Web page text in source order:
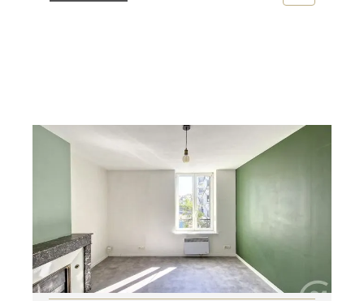
NANCY 54
Appartement F1 à louer
430 €
par mois charges comprises
Visiter le site dédié